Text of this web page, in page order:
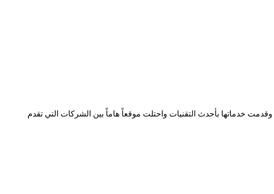
مؤسسة رسمية تابعه لوزارة التجارة والصناعة بسجل تجاري رقم 392254 متواجدة في دولتين وتعمل في هذا المجال منذ 2005 وقدمت خدماتها بأحدث التقنيات واحتلت موقعاً هاماً بين الشركات التي تقدم